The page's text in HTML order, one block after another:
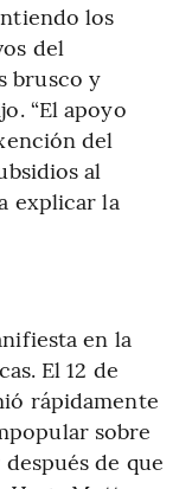
los
del
brusco y
“El apoyo
del
al
explicar la
en la
El 12 de
rápidamente
sobre
de que